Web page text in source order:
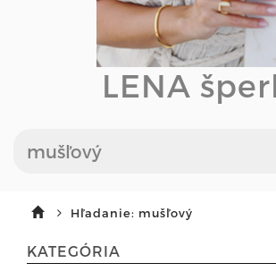
LENA
Hľadanie: mušľový
KATEGÓRIA